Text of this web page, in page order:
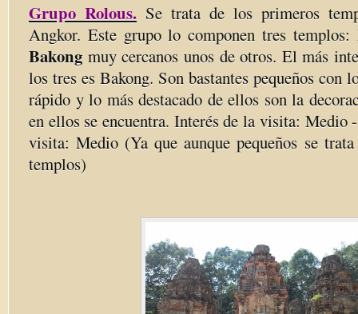
Grupo Rolous. Se trata de los primeros
Angkor. Este grupo lo componen tres templos:
Bakong muy cercanos unos de otros. El más
los tres es Bakong. Son bastantes pequeños con
rápido y lo más destacado de ellos son la
en ellos se encuentra. Interés de la visita: Medio
visita: Medio (Ya que aunque pequeños se
templos)